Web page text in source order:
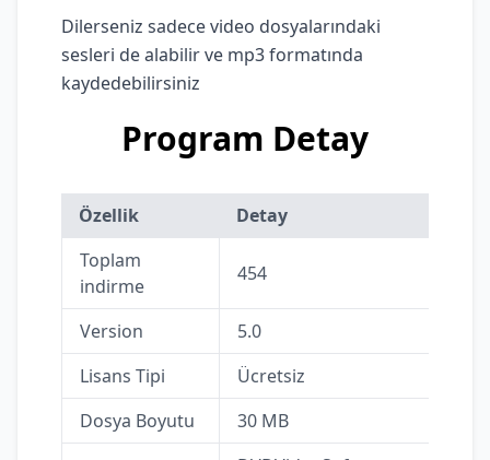
Dilerseniz sadece video dosyalarındaki
sesleri de alabilir ve mp3 formatında
kaydedebilirsiniz
Program Detay
Özellik
Detay
Toplam
indirme
454
Version
5.0
Lisans Tipi
Ücretsiz
Dosya Boyutu
30 MB